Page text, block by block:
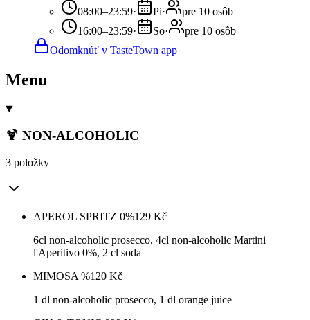
08:00–23:59· Pi·
pre 10 osôb
16:00–23:59· So·
pre 10 osôb
Odomknúť v TasteTown app
Menu
🍹 NON-ALCOHOLIC
3 položky
APEROL SPRITZ 0%129 Kč
6cl non-alcoholic prosecco, 4cl non-alcoholic Martini
l'Aperitivo 0%, 2 cl soda
MIMOSA %120 Kč
1 dl non-alcoholic prosecco, 1 dl orange juice